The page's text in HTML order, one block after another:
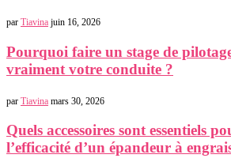
par Tiavina juin 16, 2026
Pourquoi faire un stage de
vraiment votre conduite ?
par Tiavina mars 30, 2026
Quels accessoires sont essentiels
l’efficacité d’un épandeur à